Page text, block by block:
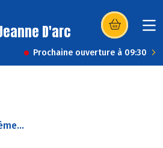
D'arc (s’ouvre dans
Prochaine ouverture à 09:30